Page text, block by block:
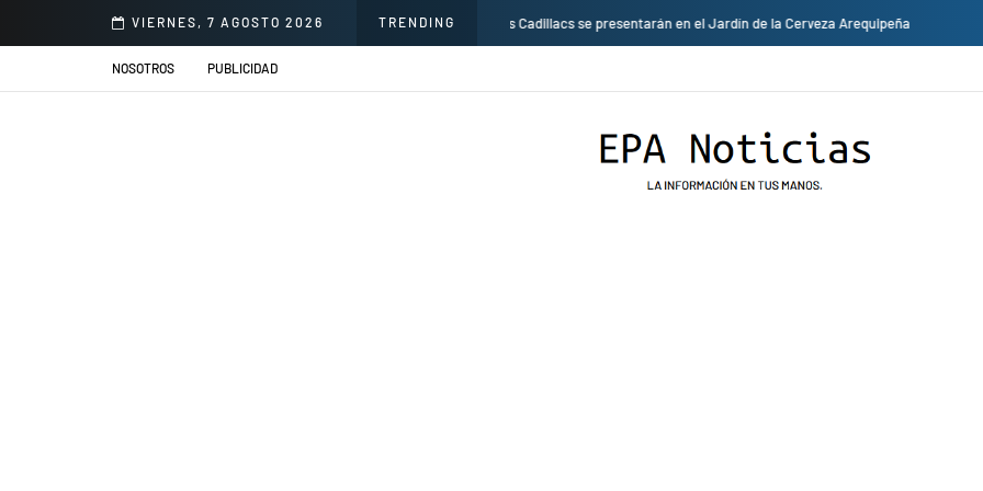
VIERNES, 7 AGOSTO 2026 TRENDING
se presentarán en el Jardín de la Cerveza Arequipeña Empresas privadas donan equipos al hospital Honorio Delgado para
NOSOTROS PUBLICIDAD